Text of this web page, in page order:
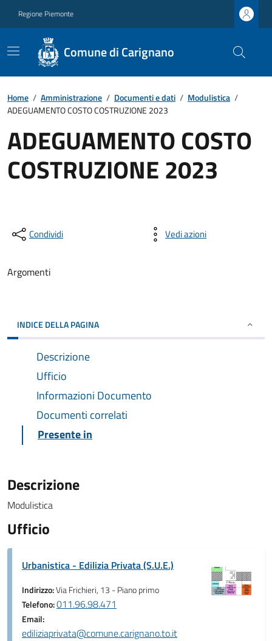
Regione Piemonte
Comune di Carignano
Home / Amministrazione / Documenti e dati / Modulistica /
ADEGUAMENTO COSTO COSTRUZIONE 2023
ADEGUAMENTO COSTO
COSTRUZIONE 2023
Condividi Vedi azioni
Argomenti
INDICE DELLA PAGINA
Descrizione
Ufficio
Informazioni Documento
Documenti correlati
Presente in
Descrizione
Modulistica
Ufficio
Urbanistica - Edilizia Privata (S.U.E.)
Indirizzo:Via Frichieri, 13 - Piano primo
Telefono:011.96.98.471
Email:
ediliziaprivata@comune.carignano.to.it